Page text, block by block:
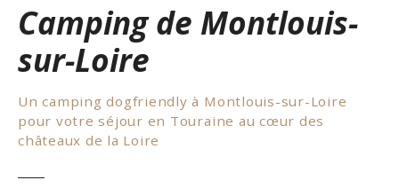
Camping de Montlouis-
sur-Loire
Un camping dogfriendly à Montlouis-sur-Loire
pour votre séjour en Touraine au cœur des
châteaux de la Loire